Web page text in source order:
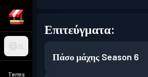
EL
Terms
Επιτεύγματα:
Πάσο μάχης Season 6